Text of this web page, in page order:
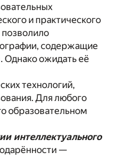
и практического
позволило
содержащие
Однако ожидать её
технологий,
Для любого
образовательном
интеллектуального
—